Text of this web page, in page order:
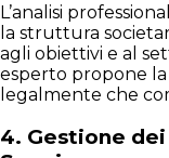
L’analisi
la struttura
agli obiettivi e al
esperto propone la
legalmente che
4. Gestione